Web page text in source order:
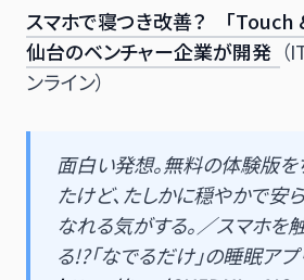
スマホで寝つき改善？ 「Touch
仙台のベンチャー企業が開発
ンライン）
面白い発想。無料の体験版を
たけど、たしかに穏やかで安
なれる気がする。／スマホを
る!?「なでるだけ」の睡眠ア